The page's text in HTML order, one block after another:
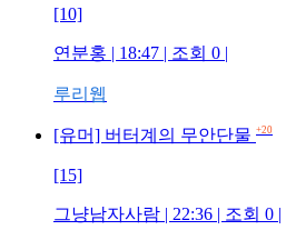
[10]
연분홍 | 18:47 | 조회 0 |
루리웹
[유머] 버터계의 무안단물 +20
[15]
그냥남자사람 | 22:36 | 조회 0 |